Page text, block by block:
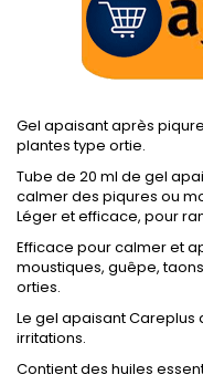
Gel apaisant après
plantes type ortie.
Tube de 20 ml de gel
calmer des piqures ou
Léger et efficace, pour
Efficace pour calmer et
moustiques, guêpe,
orties.
Le gel apaisant
irritations.
Contient des huiles